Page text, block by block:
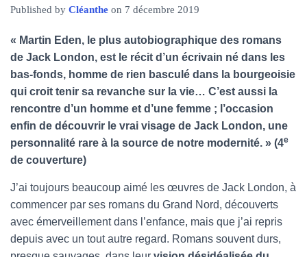
I
G
O
N
Published by Cléanthe on 7 décembre 2019
« Martin Eden, le plus autobiographique des romans
de Jack London, est le récit d’un écrivain né dans les
bas-fonds, homme de rien basculé dans la bourgeoisie
qui croit tenir sa revanche sur la vie… C’est aussi la
rencontre d’un homme et d’une femme ; l’occasion
enfin de découvrir le vrai visage de Jack London, une
personnalité rare à la source de notre modernité. » (4e
de couverture)
J’ai toujours beaucoup aimé les œuvres de Jack London, à
commencer par ses romans du Grand Nord, découverts
avec émerveillement dans l’enfance, mais que j’ai repris
depuis avec un tout autre regard. Romans souvent durs,